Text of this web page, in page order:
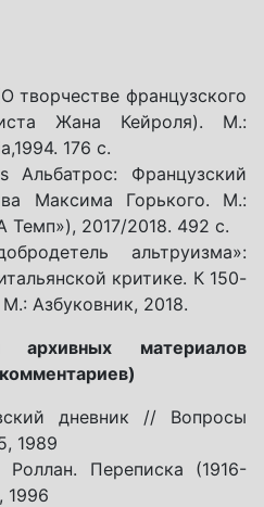
творчестве французского
Жана Кейроля). М.:
176 с.
Альбатрос: Французский
Максима Горького. М.:
Темп»), 2017/2018. 492 с.
альтруизма»:
критике. К 150-
Азбуковник, 2018.
архивных материалов
дневник // Вопросы
1989
Переписка (1916-
1996